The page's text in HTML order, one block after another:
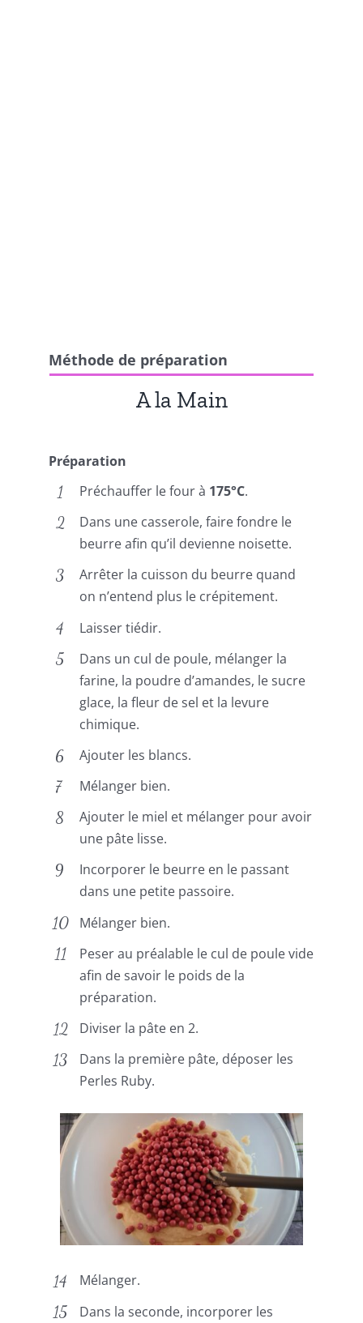
Méthode de préparation
A la Main
Préparation
Préchauffer le four à 175°C.
Dans une casserole, faire fondre le
beurre afin qu’il devienne noisette.
Arrêter la cuisson du beurre quand
on n’entend plus le crépitement.
Laisser tiédir.
Dans un cul de poule, mélanger la
farine, la poudre d’amandes, le sucre
glace, la fleur de sel et la levure
chimique.
Ajouter les blancs.
Mélanger bien.
Ajouter le miel et mélanger pour avoir
une pâte lisse.
Incorporer le beurre en le passant
dans une petite passoire.
Mélanger bien.
Peser au préalable le cul de poule vide
afin de savoir le poids de la
préparation.
Diviser la pâte en 2.
Dans la première pâte, déposer les
Perles Ruby.
Mélanger.
Dans la seconde, incorporer les